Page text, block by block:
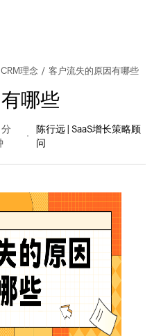
CRM理念 / 客户流失的原因有哪些
哪些
陈行远 | SaaS增长策略顾
问